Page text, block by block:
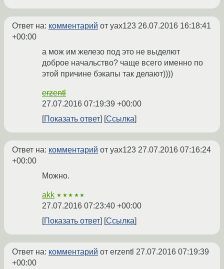
Ответ на: комментарий от yax123 26.07.2016 16:18:41
+00:00
а мож им железо под это не выделют
доброе начальство? чаще всего именно по
этой причине бэкапы так делают))))
erzentl
27.07.2016 07:19:39 +00:00
Показать ответ
Ссылка
Ответ на: комментарий от yax123 27.07.2016 07:16:24
+00:00
Можно.
akk ★★★★★
27.07.2016 07:23:40 +00:00
Показать ответ
Ссылка
Ответ на: комментарий от erzentl 27.07.2016 07:19:39
+00:00